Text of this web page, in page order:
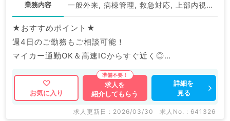
業務内容 一般外来, 病棟管理, 救急対応, 上部内視鏡検査（ＧＦ）, 下部内視鏡検査（ＣＦ）
★おすすめポイント★
週4日のご勤務もご相談可能！
マイカー通勤OK＆高速ICからすぐ近く◎
お車でのご通勤が便利な病院です。
マイナビDOCTORでは病院やクリニックなどの医療機
関求人はもちろんのこと、
お気に入り
求人を
紹介してもらう
詳細を
見る
求人更新日 : 2026/03/30 求人No. : 641326